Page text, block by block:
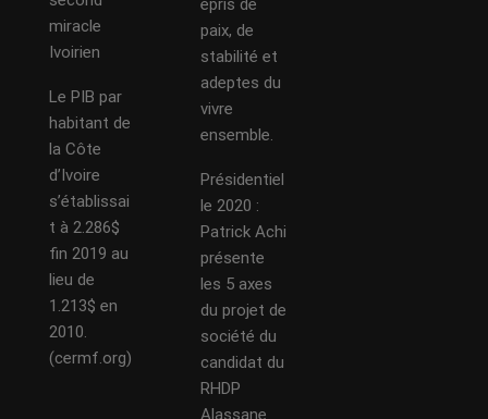
miracle
Ivoirien
Le PIB par
habitant de
la Côte
d’Ivoire
s’établissai
t à 2.286$
fin 2019 au
lieu de
1.213$ en
2010.
(cermf.org)
épris de
paix, de
stabilité et
adeptes du
vivre
ensemble.
Présidentiel
le 2020 :
Patrick Achi
présente
les 5 axes
du projet de
société du
candidat du
RHDP
Alassane